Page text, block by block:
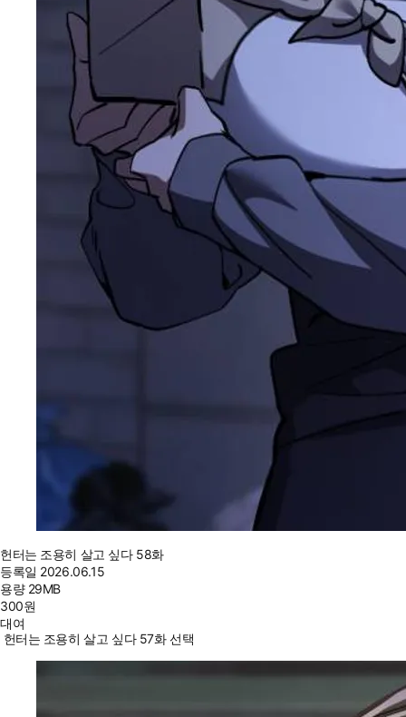
헌터는 조용히 살고 싶다 58화
등록일 2026.06.15
용량 29MB
300원
대여
헌터는 조용히 살고 싶다 57화 선택